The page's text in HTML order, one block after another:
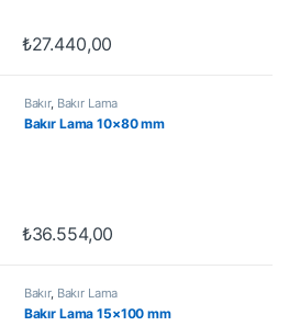
₺27.440,00
Bakır, Bakır Lama
Bakır Lama 10×80 mm
₺36.554,00
Bakır, Bakır Lama
Bakır Lama 15×100 mm